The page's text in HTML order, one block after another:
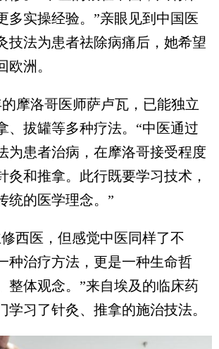
多实操经验。”亲眼见到中国医
技法为患者祛除病痛后，她希望
欧洲。
洛哥医师萨卢瓦，已能独立
、拔罐等多种疗法。“中医通过
为患者治病，在摩洛哥接受程度
灸和推拿。此行既要学习技术，
统的医学理念。”
医，但感觉中医同样了不
种治疗方法，更是一种生命哲
整体观念。”来自埃及的临床药
学习了针灸、推拿的施治技法。